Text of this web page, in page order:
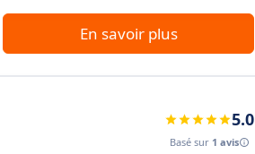
En savoir plus
5.0
Basé sur 1 avis